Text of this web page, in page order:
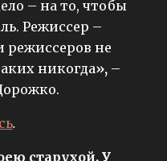
– на то, чтобы
Режиссер –
режиссеров не
никогда», –
.
старухой. У